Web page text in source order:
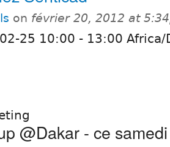
on février 20, 2012 at
25 10:00 - 13:00 Africa/
@Dakar - ce